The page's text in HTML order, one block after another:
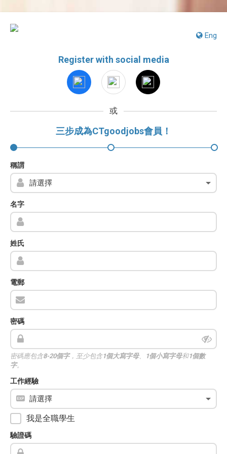
Eng
Register with social media
或
三步成為CTgoodjobs會員！
稱謂
名字
姓氏
電郵
密碼
密碼應包含8-20個字，至少包含1個大寫字母、 1個小寫字母和1個數
字。
工作經驗
我是全職學生
驗證碼